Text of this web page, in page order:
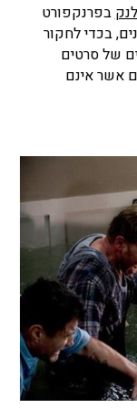
בפרנקפורט
בכדי לחקור
של סרטים
אשר אינם